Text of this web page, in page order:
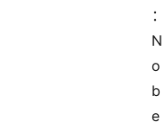
：
N
o
b
e